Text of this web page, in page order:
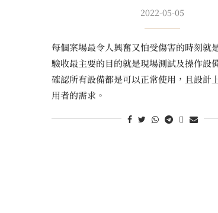
2022-05-05
每個案場最令人興奮又怕受傷害的時刻就
驗收最主要的目的就是現場測試及操作設
確認所有設備都是可以正常使用，且設計
用者的需求。